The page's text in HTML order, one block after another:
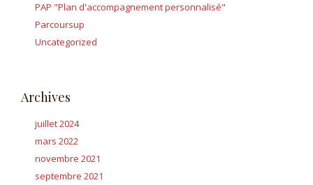
PAP "Plan d'accompagnement personnalisé"
Parcoursup
Uncategorized
Archives
juillet 2024
mars 2022
novembre 2021
septembre 2021